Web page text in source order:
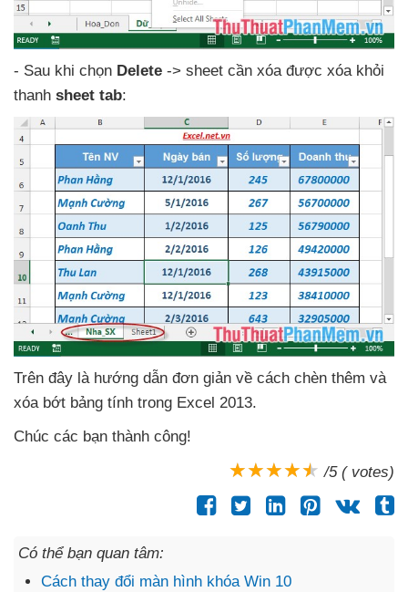
- Sau khi chọn Delete -> sheet cần xóa được xóa khỏi
thanh sheet tab:
Trên đây là hướng dẫn đơn giản về cách chèn thêm và
xóa bớt bảng tính trong Excel 2013.
Chúc các bạn thành công!
/5 ( votes)
Có thể bạn quan tâm:
Cách thay đổi màn hình khóa Win 10